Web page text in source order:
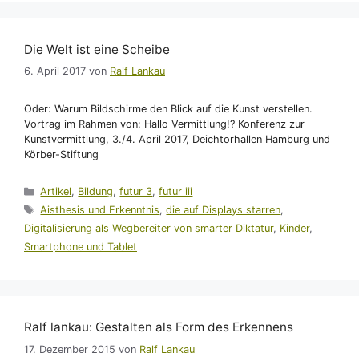
Die Welt ist eine Scheibe
6. April 2017 von Ralf Lankau
Oder: Warum Bildschirme den Blick auf die Kunst verstellen.
Vortrag im Rahmen von: Hallo Vermittlung!? Konferenz zur
Kunstvermittlung, 3./4. April 2017, Deichtorhallen Hamburg und
Körber-Stiftung
Kategorien
Artikel, Bildung,futur 3,futur iii
Schlagwörter
Aisthesis und Erkenntnis,die auf Displays starren,
Digitalisierung als Wegbereiter von smarter Diktatur, Kinder,
Smartphone und Tablet
Ralf lankau: Gestalten als Form des Erkennens
17. Dezember 2015 von Ralf Lankau